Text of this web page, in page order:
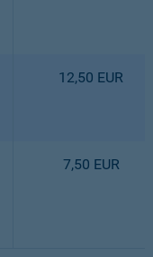
12,50 EUR
7,50 EUR